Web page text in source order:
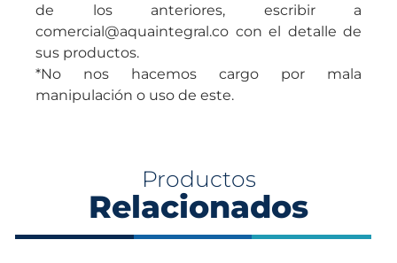
de los anteriores, escribir a
comercial@aquaintegral.co con el detalle de
sus productos.
*No nos hacemos cargo por mala
manipulación o uso de este.
Productos
Relacionados